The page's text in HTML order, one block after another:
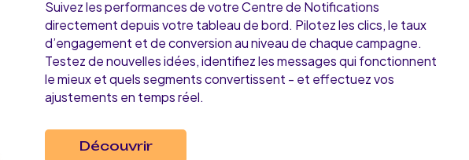
Suivez les performances de votre Centre de Notifications
directement depuis votre tableau de bord. Pilotez les clics, le taux
d’engagement et de conversion au niveau de chaque campagne.
Testez de nouvelles idées, identifiez les messages qui fonctionnent
le mieux et quels segments convertissent - et effectuez vos
ajustements en temps réel.
Découvrir